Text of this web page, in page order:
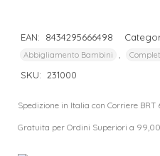
EAN: 8434295666498
Abbigliamento Bambini
SKU: 231000
Spedizione in Italia con Corriere BRT
Gratuita per Ordini Superiori a